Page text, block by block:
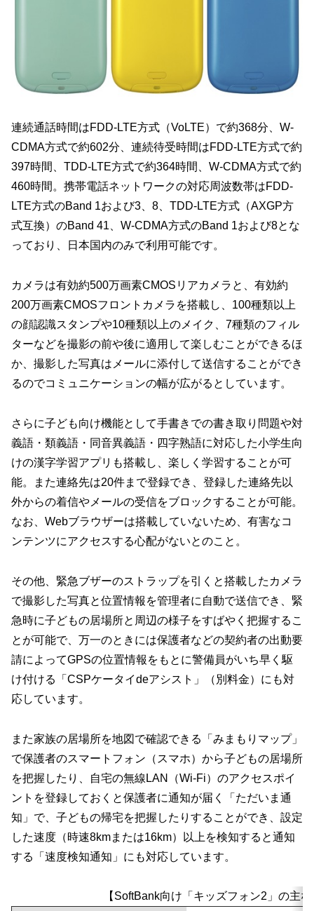
連続通話時間はFDD-LTE方式（VoLTE）で約368分、W-
CDMA方式で約602分、連続待受時間はFDD-LTE方式で約
397時間、TDD-LTE方式で約364時間、W-CDMA方式で約
460時間。携帯電話ネットワークの対応周波数帯はFDD-
LTE方式のBand 1および3、8、TDD-LTE方式（AXGP方
式互換）のBand 41、W-CDMA方式のBand 1および8とな
っており、日本国内のみで利用可能です。
カメラは有効約500万画素CMOSリアカメラと、有効約
200万画素CMOSフロントカメラを搭載し、100種類以上
の顔認識スタンプや10種類以上のメイク、7種類のフィル
ターなどを撮影の前や後に適用して楽しむことができるほ
か、撮影した写真はメールに添付して送信することができ
るのでコミュニケーションの幅が広がるとしています。
さらに子ども向け機能として手書きでの書き取り問題や対
義語・類義語・同音異義語・四字熟語に対応した小学生向
けの漢字学習アプリも搭載し、楽しく学習することが可
能。また連絡先は20件まで登録でき、登録した連絡先以
外からの着信やメールの受信をブロックすることが可能。
なお、Webブラウザーは搭載していないため、有害なコ
ンテンツにアクセスする心配がないとのこと。
その他、緊急ブザーのストラップを引くと搭載したカメラ
で撮影した写真と位置情報を管理者に自動で送信でき、緊
急時に子どもの居場所と周辺の様子をすばやく把握するこ
とが可能で、万一のときには保護者などの契約者の出動要
請によってGPSの位置情報をもとに警備員がいち早く駆
け付ける「CSPケータイdeアシスト」（別料金）にも対
応しています。
また家族の居場所を地図で確認できる「みまもりマップ」
で保護者のスマートフォン（スマホ）から子どもの居場所
を把握したり、自宅の無線LAN（Wi-Fi）のアクセスポイ
ントを登録しておくと保護者に通知が届く「ただいま通
知」で、子どもの帰宅を把握したりすることができ、設定
した速度（時速8kmまたは16km）以上を検知すると通知
する「速度検知通知」にも対応しています。
【SoftBank向け「キッズフォン2」の主